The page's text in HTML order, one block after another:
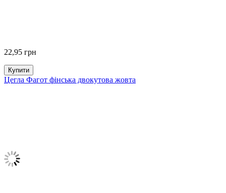
22,95 грн
Купити
Цегла Фагот фінська двокутова жовта